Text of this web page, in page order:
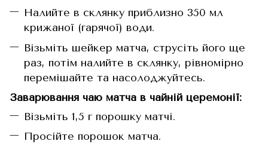
Налийте в склянку приблизно 350 мл
крижаної (гарячої) води.
Візьміть шейкер матча, струсіть його ще
раз, потім налийте в склянку, рівномірно
перемішайте та насолоджуйтесь.
Заварювання чаю матча в чайній церемонії:
Візьміть 1,5 г порошку матчі.
Просійте порошок матча.